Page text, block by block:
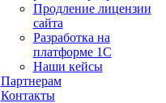
Продление лицензии
сайта
Разработка на
платформе 1С
Наши кейсы
Партнерам
Контакты